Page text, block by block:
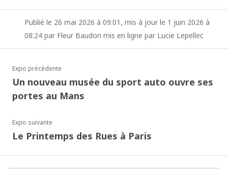
Publié le 26 mai 2026 à 09:01, mis à jour le 1 juin 2026 à
08:24 par Fleur Baudon mis en ligne par Lucie Lepellec
Expo précédente
Un nouveau musée du sport auto ouvre ses
portes au Mans
Expo suivante
Le Printemps des Rues à Paris